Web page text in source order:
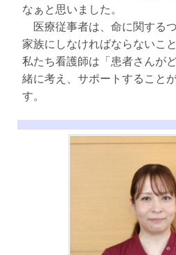
なぁと思いました。
医療従事者は、命に関する
家族にしなければならないこ
私たち看護師は「患者さんが
緒に考え、サポートすること
す。